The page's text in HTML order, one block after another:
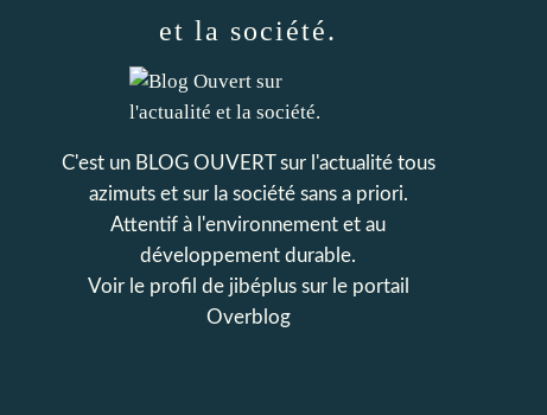
et la société.
C'est un BLOG OUVERT sur l'actualité tous
azimuts et sur la société sans a priori.
Attentif à l'environnement et au
développement durable.
Voir le profil de jibéplussur le portail
Overblog